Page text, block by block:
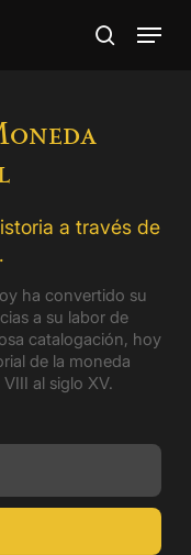
search
Menu
a través de
ha convertido su
a su labor de
catalogación, hoy
de la moneda
al siglo XV.